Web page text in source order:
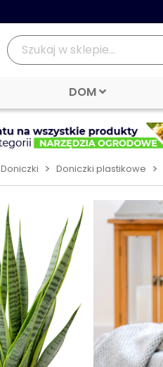
DOM
Doniczki > Doniczki plastikowe >